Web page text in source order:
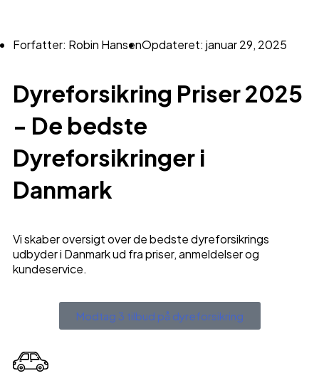
Forfatter: Robin HansenOpdateret: januar 29, 2025
Dyreforsikring Priser 2025
- De bedste
Dyreforsikringer i
Danmark
Vi skaber oversigt over de bedste dyreforsikrings
udbyder i Danmark ud fra priser, anmeldelser og
kundeservice.
Modtag 3 tilbud på dyreforsikring